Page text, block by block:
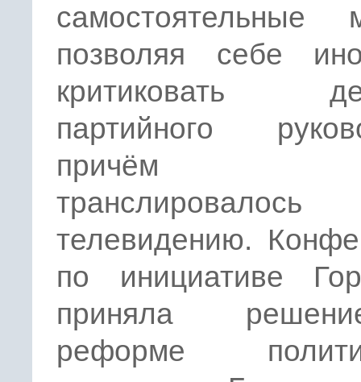
самостоятельные
позволяя себе
критиковать
партийного
причём
телевидению.
по инициативе
приняла
реформе